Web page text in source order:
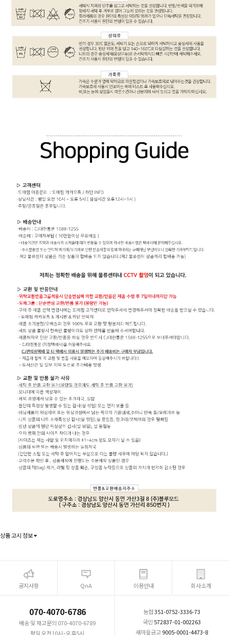
상품 고시 정보
공지사항 QnA 이용안내 회사소개
070-4070-6786
배송 및 재고문의 070-4070-6789
평일 오전10시~오후5시
농협351-0752-3336-73
국민 572837-01-002263
새마을금고9005-0001-4473-8